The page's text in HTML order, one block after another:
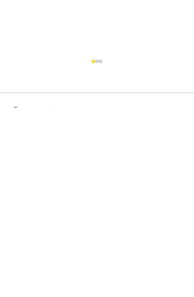
tecidos no patchwork
No patchwork, cada pequeno
Comentários